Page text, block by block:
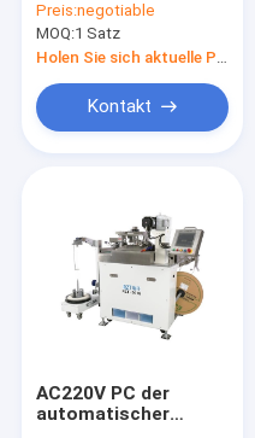
automatischer
Draht-
Abisoliermaschine
52KG
Preis:negotiable
MOQ:1 Satz
Kontakt
AC220V PC der
automatischer